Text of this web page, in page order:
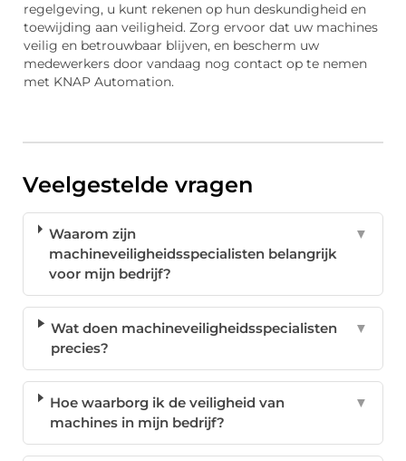
regelgeving, u kunt rekenen op hun deskundigheid en
toewijding aan veiligheid. Zorg ervoor dat uw machines
veilig en betrouwbaar blijven, en bescherm uw
medewerkers door vandaag nog contact op te nemen
met KNAP Automation.
Veelgestelde vragen
Waarom zijn
machineveiligheidsspecialisten belangrijk
voor mijn bedrijf?
▼
Wat doen machineveiligheidsspecialisten
precies?
▼
Hoe waarborg ik de veiligheid van
machines in mijn bedrijf?
▼